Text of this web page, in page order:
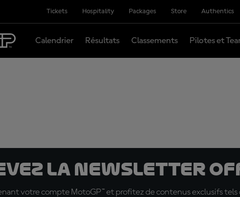
Tickets Hospitality Packages Store Authentics
Calendrier Résultats Classements Pilotes et
la Newsletter
votre compte MotoGP™ et profitez de contenus exclusifs